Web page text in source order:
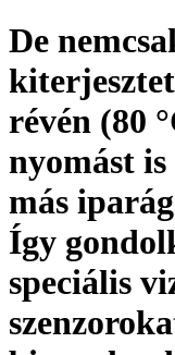
De
révén (80
nyomást
más
Így
speciális